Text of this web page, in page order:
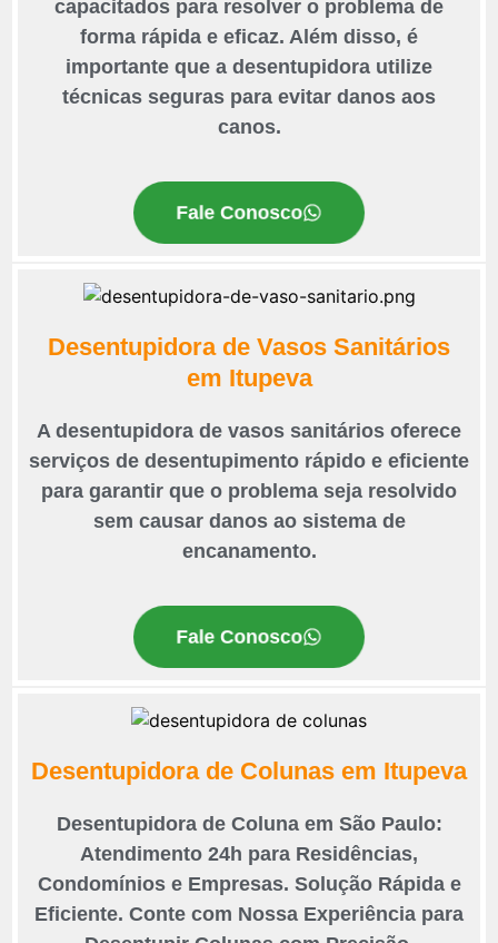
capacitados para resolver o problema de
forma rápida e eficaz. Além disso, é
importante que a desentupidora utilize
técnicas seguras para evitar danos aos
canos.
Fale Conosco
Desentupidora de Vasos Sanitários
em Itupeva
A desentupidora de vasos sanitários oferece
serviços de desentupimento rápido e eficiente
para garantir que o problema seja resolvido
sem causar danos ao sistema de
encanamento.
Fale Conosco
Desentupidora de Colunas em Itupeva
Desentupidora de Coluna em São Paulo:
Atendimento 24h para Residências,
Condomínios e Empresas. Solução Rápida e
Eficiente. Conte com Nossa Experiência para